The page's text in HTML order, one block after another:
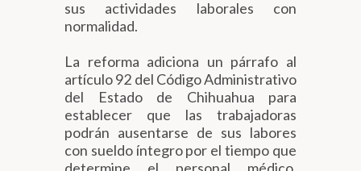
sus actividades laborales con
normalidad.
La reforma adiciona un párrafo al
artículo 92 del Código Administrativo
del Estado de Chihuahua para
establecer que las trabajadoras
podrán ausentarse de sus labores
con sueldo íntegro por el tiempo que